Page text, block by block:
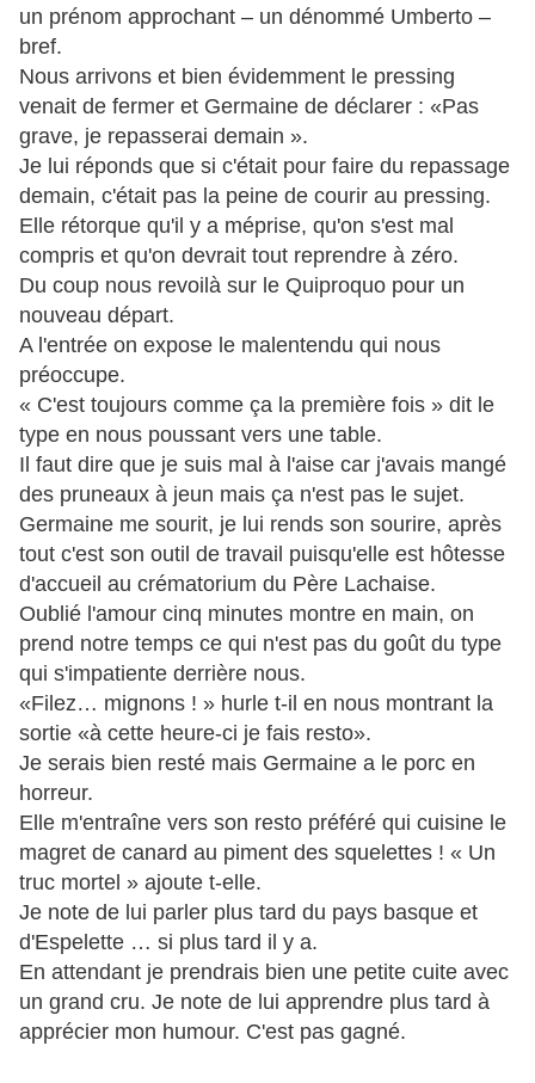
un prénom approchant – un dénommé Umberto –
bref.
Nous arrivons et bien évidemment le pressing
venait de fermer et Germaine de déclarer : «Pas
grave, je repasserai demain ».
Je lui réponds que si c'était pour faire du repassage
demain, c'était pas la peine de courir au pressing.
Elle rétorque qu'il y a méprise, qu'on s'est mal
compris et qu'on devrait tout reprendre à zéro.
Du coup nous revoilà sur le Quiproquo pour un
nouveau départ.
A l'entrée on expose le malentendu qui nous
préoccupe.
« C'est toujours comme ça la première fois » dit le
type en nous poussant vers une table.
Il faut dire que je suis mal à l'aise car j'avais mangé
des pruneaux à jeun mais ça n'est pas le sujet.
Germaine me sourit, je lui rends son sourire, après
tout c'est son outil de travail puisqu'elle est hôtesse
d'accueil au crématorium du Père Lachaise.
Oublié l'amour cinq minutes montre en main, on
prend notre temps ce qui n'est pas du goût du type
qui s'impatiente derrière nous.
«Filez… mignons ! » hurle t-il en nous montrant la
sortie «à cette heure-ci je fais resto».
Je serais bien resté mais Germaine a le porc en
horreur.
Elle m'entraîne vers son resto préféré qui cuisine le
magret de canard au piment des squelettes ! « Un
truc mortel » ajoute t-elle.
Je note de lui parler plus tard du pays basque et
d'Espelette … si plus tard il y a.
En attendant je prendrais bien une petite cuite avec
un grand cru. Je note de lui apprendre plus tard à
apprécier mon humour. C'est pas gagné.